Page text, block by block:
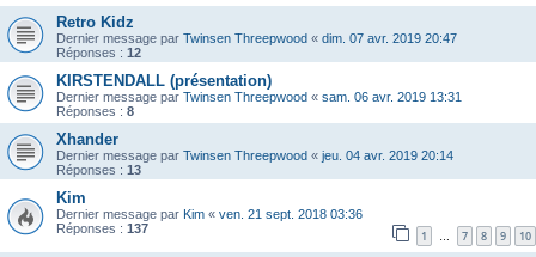
Retro Kidz
Dernier message par Twinsen Threepwood « dim. 07 avr. 2019 20:47
Réponses : 12
KIRSTENDALL (présentation)
Dernier message par Twinsen Threepwood « sam. 06 avr. 2019 13:31
Réponses : 8
Xhander
Dernier message par Twinsen Threepwood « jeu. 04 avr. 2019 20:14
Réponses : 13
Kim
Dernier message par Kim « ven. 21 sept. 2018 03:36
Réponses : 137 1 … 7 8 9 10